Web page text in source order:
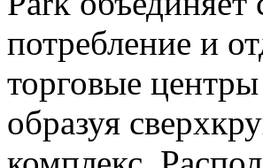
потребление и
торговые
образуя